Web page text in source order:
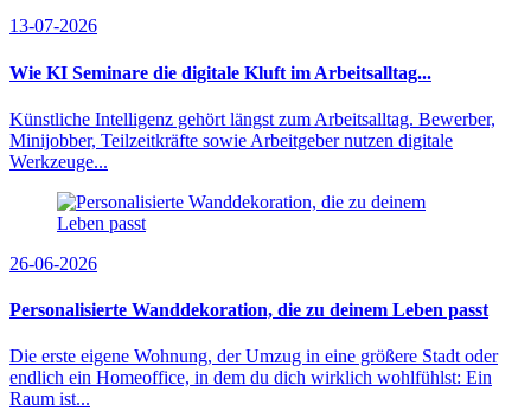
13-07-2026
Wie KI Seminare die digitale Kluft im Arbeitsalltag...
Künstliche Intelligenz gehört längst zum Arbeitsalltag. Bewerber,
Minijobber, Teilzeitkräfte sowie Arbeitgeber nutzen digitale
Werkzeuge...
26-06-2026
Personalisierte Wanddekoration, die zu deinem Leben passt
Die erste eigene Wohnung, der Umzug in eine größere Stadt oder
endlich ein Homeoffice, in dem du dich wirklich wohlfühlst: Ein
Raum ist...